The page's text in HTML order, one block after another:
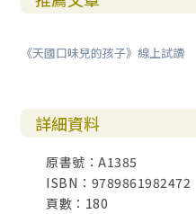
《天國口味兒的孩子》線上試讀
詳細資料
原書號：A1385
ISBN：9789861982472
頁數：180